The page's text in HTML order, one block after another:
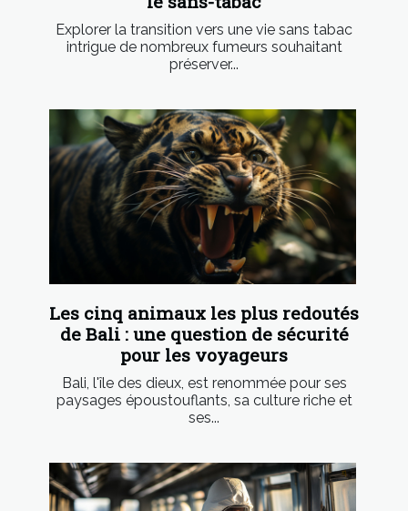
Explorer la transition vers une vie sans tabac
intrigue de nombreux fumeurs souhaitant
préserver...
Les cinq animaux les plus redoutés
de Bali : une question de sécurité
pour les voyageurs
Bali, l'île des dieux, est renommée pour ses
paysages époustouflants, sa culture riche et
ses...